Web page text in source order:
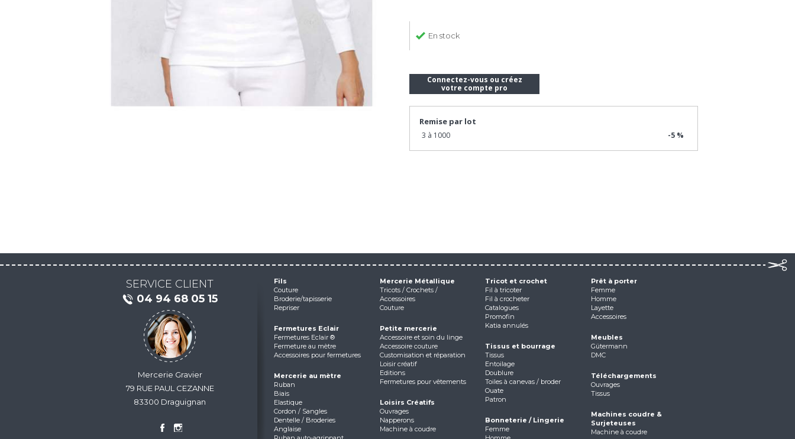
En stock
Connectez-vous ou créez
votre compte pro
Remise par lot
3 à 1000 -5 %
SERVICE CLIENT
04 94 68 05 15
Mercerie Gravier
79 RUE PAUL CEZANNE
83300 Draguignan
Fils
Couture
Broderie/tapisserie
Repriser
Fermetures Eclair
Fermetures Eclair ®
Fermeture au mètre
Accessoires pour fermetures
Mercerie au mètre
Ruban
Biais
Elastique
Cordon / Sangles
Dentelle / Broderies
Anglaise
Mercerie Métallique
Tricots / Crochets /
Accessoires
Couture
Petite mercerie
Accessoire et soin du linge
Accessoire couture
Customisation et réparation
Loisir créatif
Editions
Fermetures pour vêtements
Loisirs Créatifs
Ouvrages
Napperons
Machine à coudre
Tricot et crochet
Fil à tricoter
Fil à crocheter
Catalogues
Promofin
Katia annulés
Tissus et bourrage
Tissus
Entoilage
Doublure
Toiles à canevas / broder
Ouate
Patron
Bonneterie / Lingerie
Femme
Prêt à porter
Femme
Homme
Layette
Accessoires
Meubles
Gütermann
DMC
Téléchargements
Ouvrages
Tissus
Machines coudre &
Surjeteuses
Machine à coudre